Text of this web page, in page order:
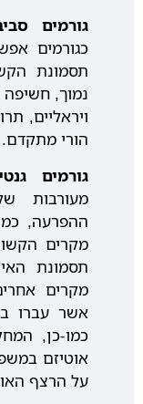
גורמים
כגורמים
תסמונת
נמוך, חשיפה
ויראליים,
הורי מתקדם.
גורמים
מעורבות
ההפרעה,
מקרים
תסמונת
מקרים
אשר עברו
כמו-כן,
אוטיזם
על הרצף